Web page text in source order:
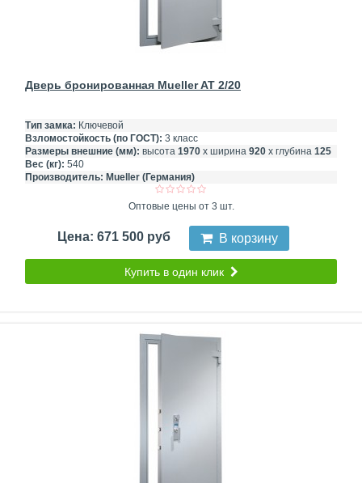
Дверь бронированная Mueller AT 2/20
Тип замка: Ключевой
Взломостойкость (по ГОСТ): 3 класс
Размеры внешние (мм): высота 1970 х ширина 920 х глубина 125
Вес (кг): 540
Производитель: Mueller (Германия)
Оптовые цены от 3 шт.
Цена: 671 500 руб В корзину
Купить в один клик